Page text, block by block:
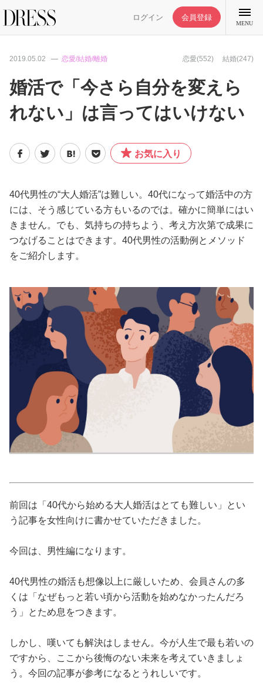
ログイン 会員登録
MENU
特集記事
DRESS部活
ファッション
恋愛/結婚/離婚
美容/健康
ワークスタイル
妊娠/出産/家族
ココロ/カラダ
グルメ
ゲーム
2019.05.02 恋愛/結婚/離婚 恋愛(552) 結婚(247)
婚活で「今さら自分を変えら
れない」は言ってはいけない
お気に入り
40代男性の“大人婚活”は難しい。40代になって婚活中の方
には、そう感じている方もいるのでは。確かに簡単にはい
きません。でも、気持ちの持ちよう、考え方次第で成果に
つなげることはできます。40代男性の活動例とメソッド
をご紹介します。
前回は「40代から始める大人婚活はとても難しい」とい
う記事を女性向けに書かせていただきました。
今回は、男性編になります。
40代男性の婚活も想像以上に厳しいため、会員さんの多
くは「なぜもっと若い頃から活動を始めなかったんだろ
う」とため息をつきます。
しかし、嘆いても解決はしません。今が人生で最も若いの
ですから、ここから後悔のない未来を考えていきましょ
う。今回の記事が参考になるとうれしいです。